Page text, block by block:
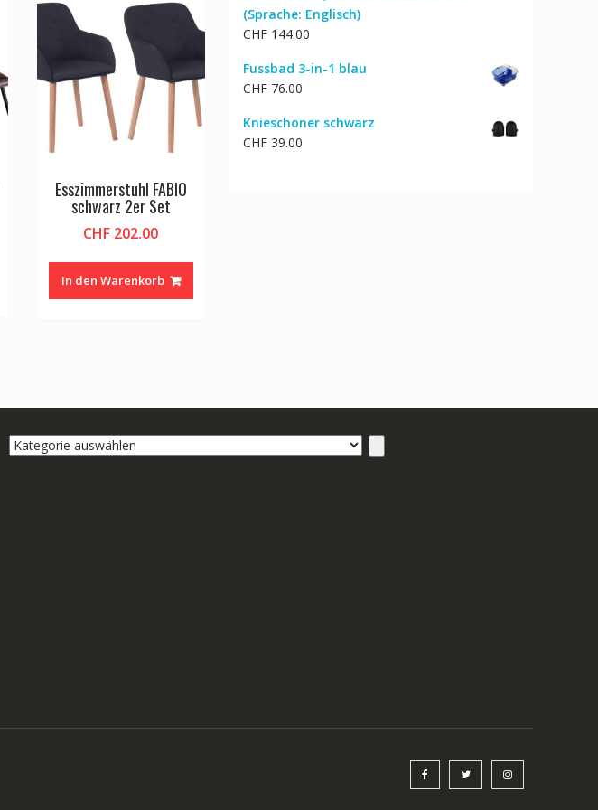
Esszimmerstuhl FABIO
schwarz 2er Set
CHF 202.00
In den Warenkorb
(Sprache: Englisch)
CHF 144.00
Fussbad 3-in-1 blau
CHF 76.00
Knieschoner schwarz
CHF 39.00
Kategorie